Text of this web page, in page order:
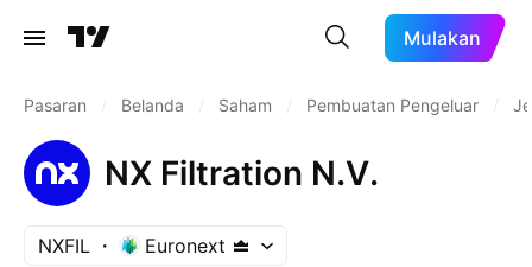
Mulakan
Pasaran Belanda Saham Pembuatan Pengeluar
NX Filtration N.V.
NXFIL Euronext